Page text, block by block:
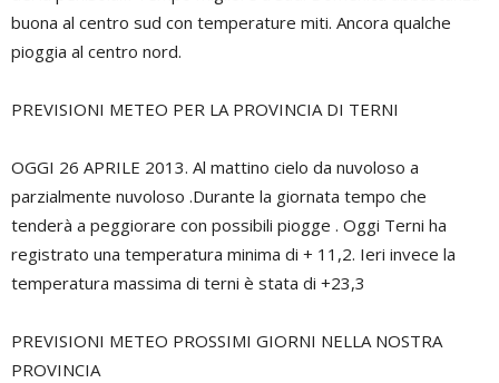
buona al centro sud con temperature miti. Ancora qualche
pioggia al centro nord.
PREVISIONI METEO PER LA PROVINCIA DI TERNI
OGGI 26 APRILE 2013. Al mattino cielo da nuvoloso a
parzialmente nuvoloso .Durante la giornata tempo che
tenderà a peggiorare con possibili piogge . Oggi Terni ha
registrato una temperatura minima di + 11,2. Ieri invece la
temperatura massima di terni è stata di +23,3
PREVISIONI METEO PROSSIMI GIORNI NELLA NOSTRA
PROVINCIA